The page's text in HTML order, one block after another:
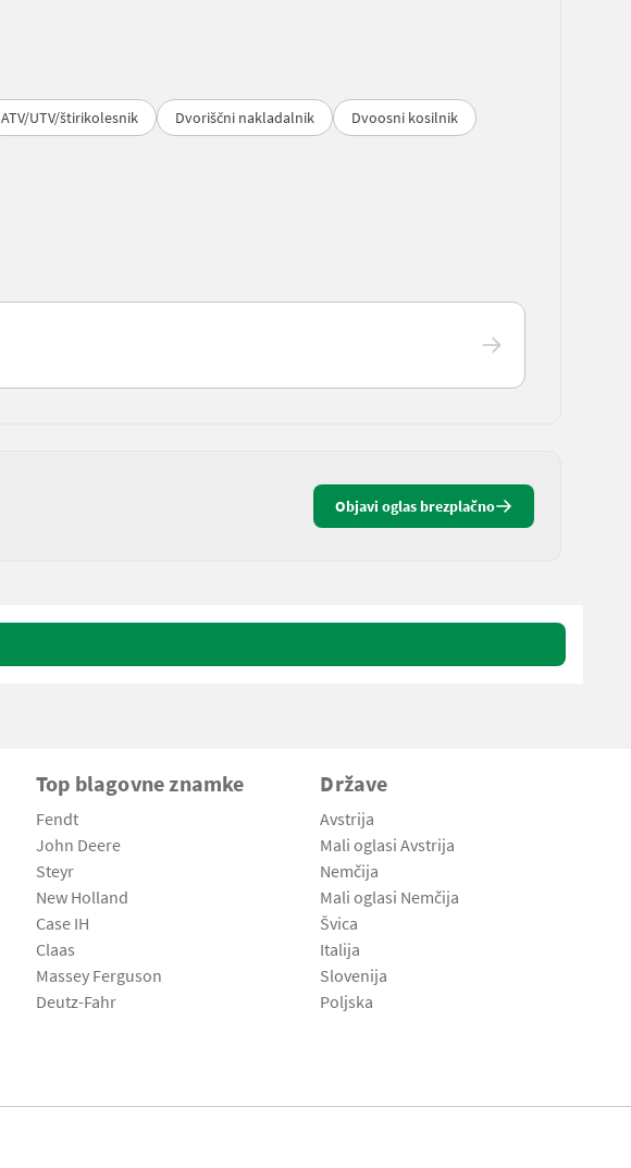
ATV/UTV/štirikolesnik Dvoriščni nakladalnik
Dvoosni kosilnik
Objavi oglas brezplačno
Top blagovne znamke
Fendt
John Deere
Steyr
New Holland
Case IH
Claas
Massey Ferguson
Deutz-Fahr
Države
Avstrija
Mali oglasi Avstrija
Nemčija
Mali oglasi Nemčija
Švica
Italija
Slovenija
Poljska